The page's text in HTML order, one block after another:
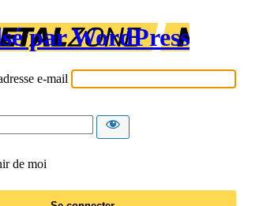
par WordPress
e-mail
de moi